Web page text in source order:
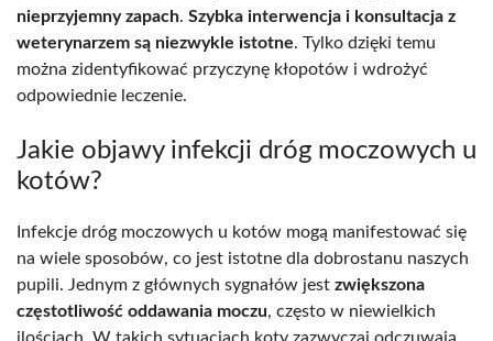
nieprzyjemny zapach. Szybka interwencja i konsultacja z
weterynarzem są niezwykle istotne. Tylko dzięki temu
można zidentyfikować przyczynę kłopotów i wdrożyć
odpowiednie leczenie.
Jakie objawy infekcji dróg moczowych u
kotów?
Infekcje dróg moczowych u kotów mogą manifestować się
na wiele sposobów, co jest istotne dla dobrostanu naszych
pupili. Jednym z głównych sygnałów jest zwiększona
częstotliwość oddawania moczu, często w niewielkich